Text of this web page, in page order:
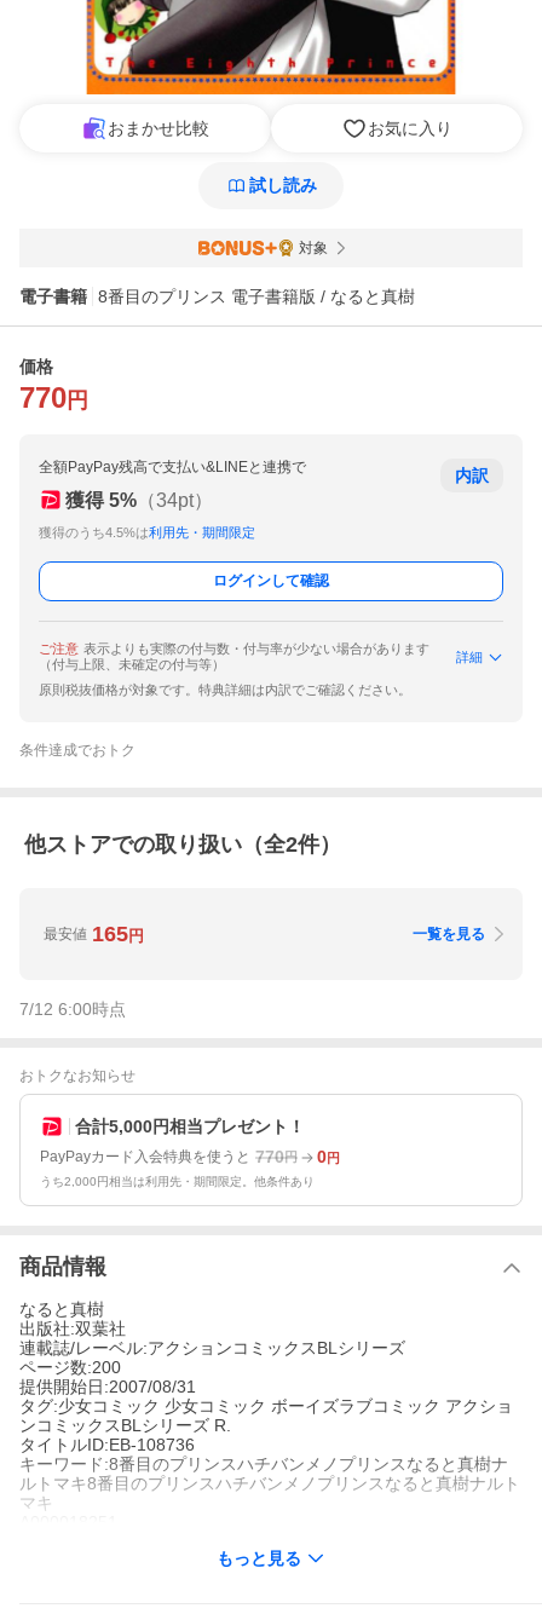
おまかせ比較 お気に入り
試し読み
対象
電子書籍 8番目のプリンス 電子書籍版 / なると真樹
価格
770 円
全額PayPay残高で支払い&LINEと連携で
獲得 5% （34pt）
獲得のうち4.5%は利用先・期間限定
内訳
ログインして確認
ご注意 表示よりも実際の付与数・付与率が少ない場合があります
（付与上限、未確定の付与等）
詳細
原則税抜価格が対象です。特典詳細は内訳でご確認ください。
条件達成でおトク
他ストアでの取り扱い（全2件）
最安値 165円 一覧を見る
7/12 6:00時点
おトクなお知らせ
合計5,000円相当プレゼント！
PayPayカード入会特典を使うと 770円 0円
うち2,000円相当は利用先・期間限定。他条件あり
商品情報
なると真樹
出版社:双葉社
連載誌/レーベル:アクションコミックスBLシリーズ
ページ数:200
提供開始日:2007/08/31
タグ:少女コミック 少女コミック ボーイズラブコミック アクショ
ンコミックスBLシリーズ R.
タイトルID:EB-108736
キーワード:8番目のプリンスハチバンメノプリンスなると真樹ナ
ルトマキ8番目のプリンスハチバンメノプリンスなると真樹ナルト
マキ
もっと見る